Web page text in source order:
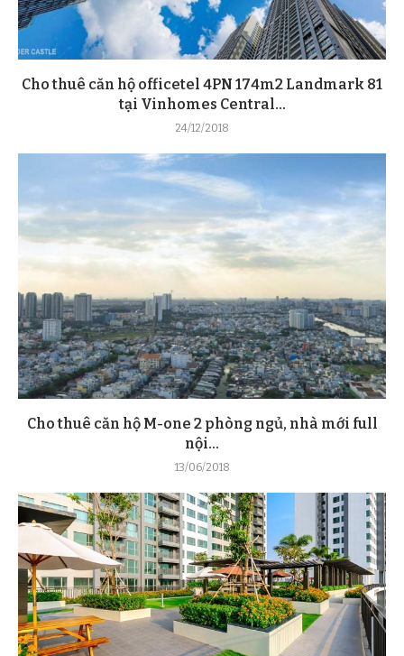
Cho thuê căn hộ officetel 4PN 174m2 Landmark 81
tại Vinhomes Central...
24/12/2018
Cho thuê căn hộ M-one 2 phòng ngủ, nhà mới full
nội...
13/06/2018